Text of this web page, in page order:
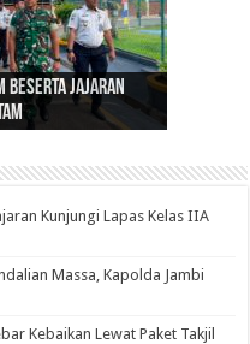
Beserta Jajaran
I DPD RI di Polda
Narkotika
Cermat Sarana
Generasi
Merah Putih
Masyarakat
Berkelas
Kunjungi Lapas Kelas IIA
Massa, Kapolda Jambi
Kebaikan Lewat Paket Takjil